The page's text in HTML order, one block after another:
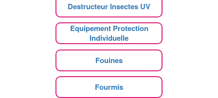
Destructeur Insectes UV
Equipement Protection
Individuelle
Fouines
Fourmis